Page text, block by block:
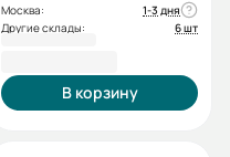
Москва:
1-3 дня
Другие склады:
6 шт
В корзину